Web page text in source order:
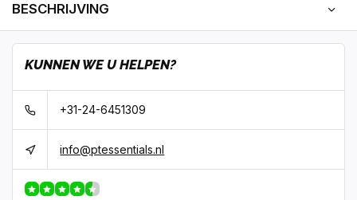
BESCHRIJVING
KUNNEN WE U HELPEN?
+31-24-6451309
info@ptessentials.nl